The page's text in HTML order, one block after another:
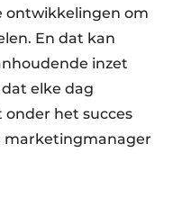
ontwikkelingen om
En dat kan
inzet
elke dag
onder het succes
marketingmanager